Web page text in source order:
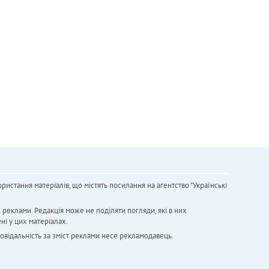
матеріалів, що містять посилання на агентство "Українськi
Редакція може не поділяти погляди, які в них
у цих матеріалах.
за зміст реклами несе рекламодавець.